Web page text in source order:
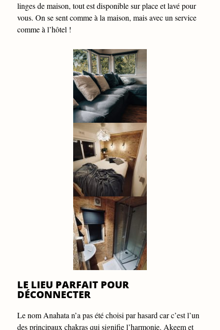
linges de maison, tout est disponible sur place et lavé pour
vous. On se sent comme à la maison, mais avec un service
comme à l’hôtel !
LE LIEU PARFAIT POUR
DÉCONNECTER
Le nom Anahata n’a pas été choisi par hasard car c’est l’un
des principaux chakras qui signifie l’harmonie. Akeem et